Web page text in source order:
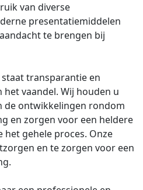
van diverse
presentatiemiddelen
te brengen bij
staat transparantie en
vaandel. Wij houden u
de ontwikkelingen rondom
en zorgen voor een heldere
gehele proces. Onze
en te zorgen voor een